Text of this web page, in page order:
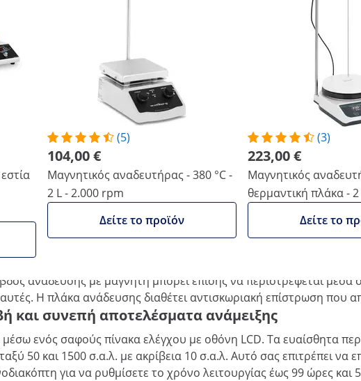
Συγκρίνετε περισσότερα χαρακτηριστικά
(5)
104,00 €
Μαγνητικός αναδευτήρας - 380 °C -
2 L - 2.000 rpm
Δείτε το προϊόν
(3)
223,00 €
Μαγνητικός
θερμαντική πλάκα -
Δείτε το
δοχεία
ακρίβεια με τον μαγνητικό αναδευτήρα. Αξιοποιήστε τη μεγάλη
ανάδευσης με μαγνήτη μπορεί επίσης να περιστρέφεται μέσα
Η πλάκα ανάδευσης διαθέτει αντισκωριακή επίστρωση που
και συνεπή αποτελέσματα ανάμειξης
ενός σαφούς πίνακα ελέγχου με οθόνη LCD. Τα ευαίσθητα
50 και 1500 σ.α.λ. με ακρίβεια 10 σ.α.λ. Αυτό σας επιτρέπει να
για να ρυθμίσετε το χρόνο λειτουργίας έως 99 ώρες